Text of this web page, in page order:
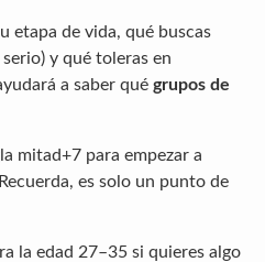
etapa de vida, qué buscas
y qué toleras en
a saber qué grupos de
mitad+7 para empezar a
es solo un punto de
la edad 27–35 si quieres algo